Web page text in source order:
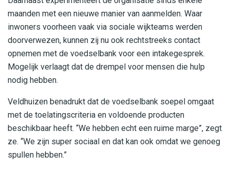
maanden met een nieuwe manier van aanmelden. Waar
inwoners voorheen vaak via sociale wijkteams werden
doorverwezen, kunnen zij nu ook rechtstreeks contact
opnemen met de voedselbank voor een intakegesprek.
Mogelijk verlaagt dat de drempel voor mensen die hulp
nodig hebben.
Veldhuizen benadrukt dat de voedselbank soepel omgaat
met de toelatingscriteria en voldoende producten
beschikbaar heeft. “We hebben echt een ruime marge”, zegt
ze. “We zijn super sociaal en dat kan ook omdat we genoeg
spullen hebben.”